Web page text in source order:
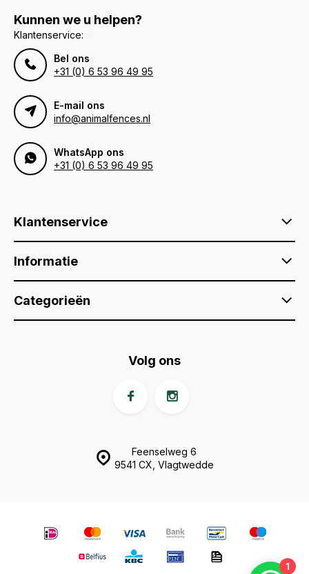
Kunnen we u helpen?
Klantenservice:
Bel ons
+31 (0) 6 53 96 49 95
E-mail ons
info@animalfences.nl
WhatsApp ons
+31 (0) 6 53 96 49 95
Klantenservice
Informatie
Categorieën
Feenselweg 6
9541 CX, Vlagtwedde
Volg ons
1